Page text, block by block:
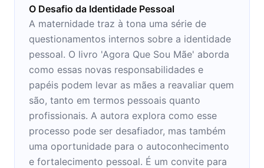
O Desafio da Identidade Pessoal
A maternidade traz à tona uma série de
questionamentos internos sobre a identidade
pessoal. O livro 'Agora Que Sou Mãe' aborda
como essas novas responsabilidades e
papéis podem levar as mães a reavaliar quem
são, tanto em termos pessoais quanto
profissionais. A autora explora como esse
processo pode ser desafiador, mas também
uma oportunidade para o autoconhecimento
e fortalecimento pessoal. É um convite para